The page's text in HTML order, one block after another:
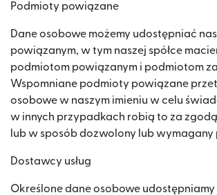
Podmioty powiązane
Dane osobowe możemy udostępniać
powiązanym, w tym naszej spółce
podmiotom powiązanym i podmiotom
Wspomniane podmioty powiązane
osobowe w naszym imieniu w celu
w innych przypadkach robią to za
lub w sposób dozwolony lub wymagany
Dostawcy usług
Określone dane osobowe